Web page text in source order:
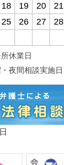
18 19 20 21
25 26 27 28
休業日
夜間相談実施日